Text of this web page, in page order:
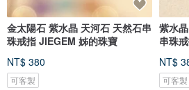
金太陽石 紫水晶 天河石 天然石串
珠戒指 JIEGEM 姊的珠寶
NT$ 380
可客製
紫水
串珠
NT$
可客製